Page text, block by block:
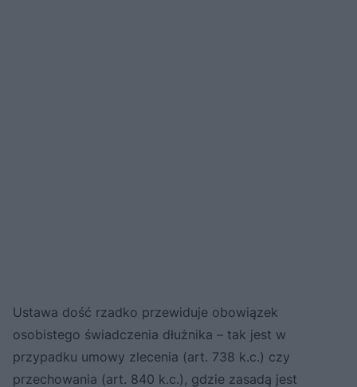
Ustawa dość rzadko przewiduje obowiązek
osobistego świadczenia dłużnika – tak jest w
przypadku umowy zlecenia (art. 738 k.c.) czy
przechowania (art. 840 k.c.), gdzie zasadą jest